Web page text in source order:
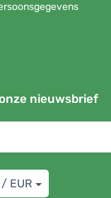
nieuwsbrief
EUR